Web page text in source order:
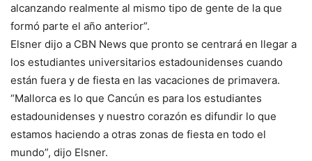
alcanzando realmente al mismo tipo de gente de la que
formó parte el año anterior”.
Elsner dijo a CBN News que pronto se centrará en llegar a
los estudiantes universitarios estadounidenses cuando
están fuera y de fiesta en las vacaciones de primavera.
“Mallorca es lo que Cancún es para los estudiantes
estadounidenses y nuestro corazón es difundir lo que
estamos haciendo a otras zonas de fiesta en todo el
mundo”, dijo Elsner.